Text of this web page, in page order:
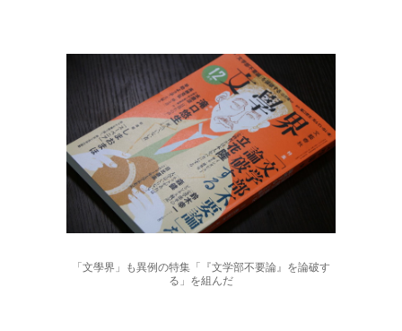
「文學界」も異例の特集「『文学部不要論』を論破す
る」を組んだ